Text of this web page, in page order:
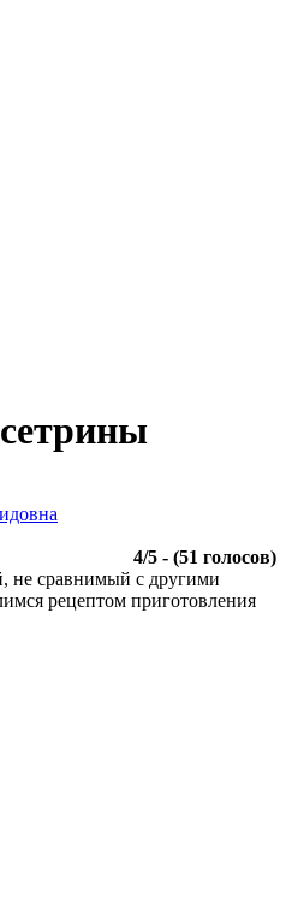
4/5 - (51 голосов)
не сравнимый с другими
рецептом приготовления